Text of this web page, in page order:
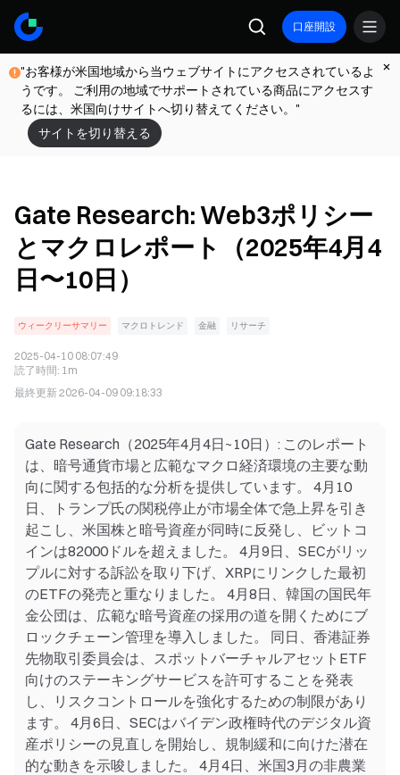
口座開設
"お客様が米国地域から当ウェブサイトにアクセスされているよ
うです。 ご利用の地域でサポートされている商品にアクセスす
るには、米国向けサイトへ切り替えてください。"
サイトを切り替える
Gate Research: Web3ポリシー
とマクロレポート（2025年4月4
日〜10日）
ウィークリーサマリー マクロトレンド 金融 リサーチ
2025-04-10 08:07:49
読了時間: 1m
最終更新2026-04-09 09:18:33
Gate Research（2025年4月4日~10日）: このレポート
は、暗号通貨市場と広範なマクロ経済環境の主要な動
向に関する包括的な分析を提供しています。 4月10
日、トランプ氏の関税停止が市場全体で急上昇を引き
起こし、米国株と暗号資産が同時に反発し、ビットコ
インは82000ドルを超えました。 4月9日、SECがリッ
プルに対する訴訟を取り下げ、XRPにリンクした最初
のETFの発売と重なりました。 4月8日、韓国の国民年
金公団は、広範な暗号資産の採用の道を開くためにブ
ロックチェーン管理を導入しました。 同日、香港証券
先物取引委員会は、スポットバーチャルアセットETF
向けのステーキングサービスを許可することを発表
し、リスクコントロールを強化するための制限があり
ます。 4月6日、SECはバイデン政権時代のデジタル資
産ポリシーの見直しを開始し、規制緩和に向けた潜在
的な動きを示唆しました。 4月4日、米国3月の非農業